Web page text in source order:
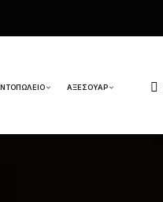
ΑΞΕΣΟΥΆΡ